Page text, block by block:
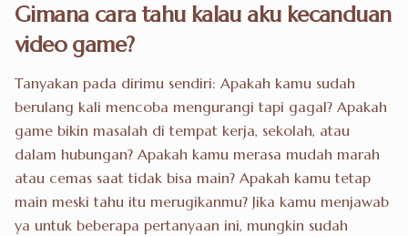
Gimana cara tahu kalau aku kecanduan
video game?
Tanyakan pada dirimu sendiri: Apakah kamu sudah
berulang kali mencoba mengurangi tapi gagal? Apakah
game bikin masalah di tempat kerja, sekolah, atau
dalam hubungan? Apakah kamu merasa mudah marah
atau cemas saat tidak bisa main? Apakah kamu tetap
main meski tahu itu merugikanmu? Jika kamu menjawab
ya untuk beberapa pertanyaan ini, mungkin sudah